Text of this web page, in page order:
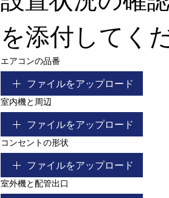
を添付してく
エアコンの品番
ファイルをアップロード
室内機と周辺
ファイルをアップロード
コンセントの形状
ファイルをアップロード
室外機と配管出口